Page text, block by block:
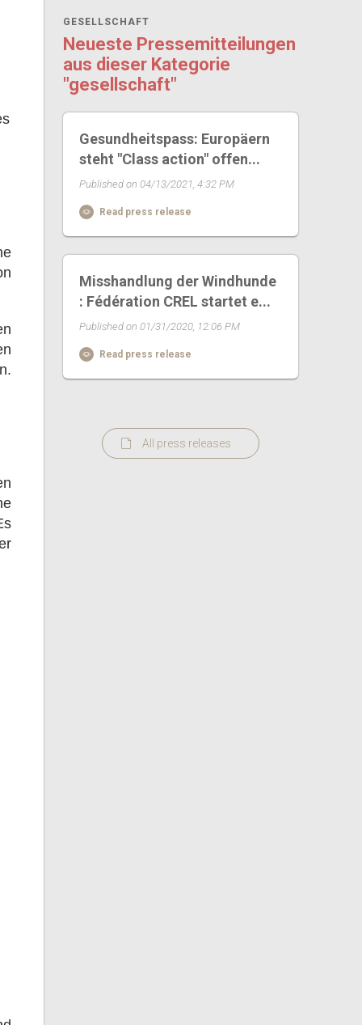
GESELLSCHAFT
Neueste Pressemitteilungen
aus dieser Kategorie
"gesellschaft"
Gesundheitspass: Europäern
steht "Class action" offen...
Published on 04/13/2021, 4:32 PM
Read press release
Misshandlung der Windhunde
: Fédération CREL startet e...
Published on 01/31/2020, 12:06 PM
Read press release
All press releases